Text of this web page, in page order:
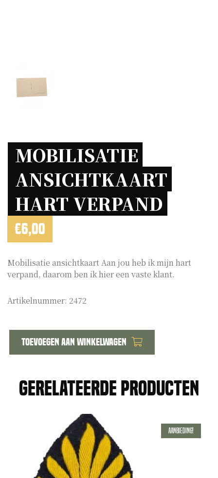
MOBILISATIE
ANSICHTKAART
HART VERPAND
€6,00
Mobilisatie ansichtkaart Aan jou heb ik mijn hart
verpand, daarom ben ik hier een vaste klant.
Artikelnummer: 2472
verpand
aantal
Toevoegen aan winkelwagen
Gerelateerde producten
Aanbieding!